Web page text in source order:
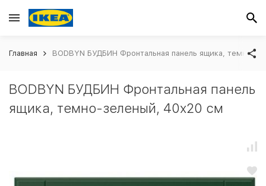
Главная BODBYN БУДБИН Фронтальная панель ящика, темно-
BODBYN БУДБИН Фронтальная панель
ящика, темно-зеленый, 40x20 см